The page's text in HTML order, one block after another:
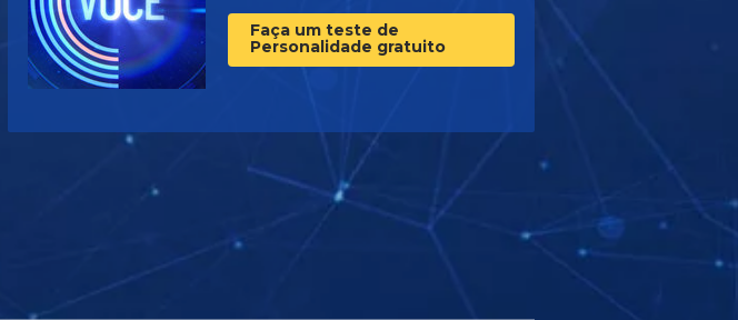
Faça um teste de
Personalidade gratuito